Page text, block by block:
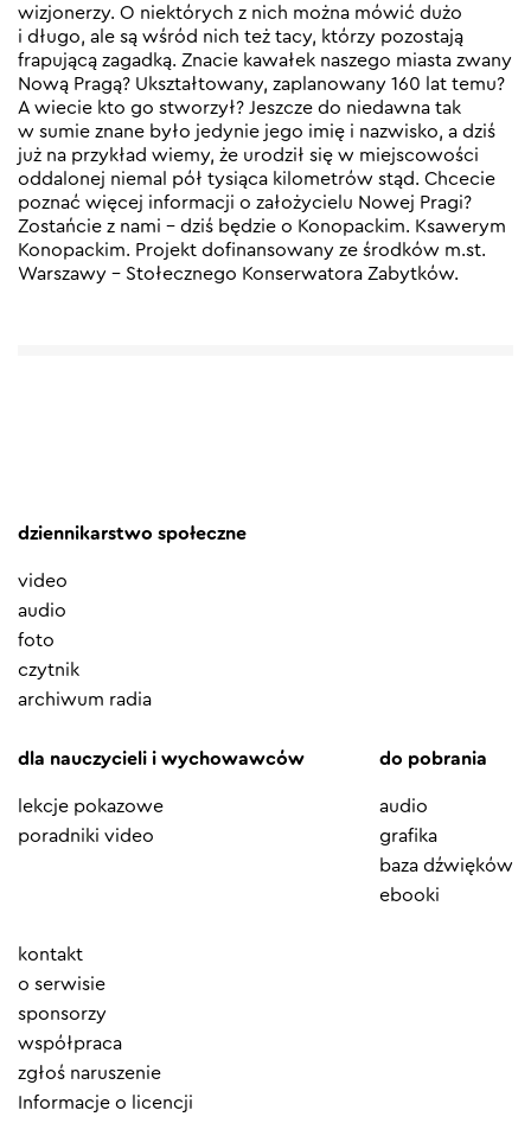
wizjonerzy. O niektórych z nich można mówić dużo
i długo, ale są wśród nich też tacy, którzy pozostają
frapującą zagadką. Znacie kawałek naszego miasta zwany
Nową Pragą? Ukształtowany, zaplanowany 160 lat temu?
A wiecie kto go stworzył? Jeszcze do niedawna tak
w sumie znane było jedynie jego imię i nazwisko, a dziś
już na przykład wiemy, że urodził się w miejscowości
oddalonej niemal pół tysiąca kilometrów stąd. Chcecie
poznać więcej informacji o założycielu Nowej Pragi?
Zostańcie z nami – dziś będzie o Konopackim. Ksawerym
Konopackim. Projekt dofinansowany ze środków m.st.
Warszawy – Stołecznego Konserwatora Zabytków.
dziennikarstwo społeczne
video
audio
foto
czytnik
archiwum radia
dla nauczycieli i wychowawców
lekcje pokazowe
poradniki video
do pobrania
audio
grafika
baza dźwięków
ebooki
Element
menu
kontakt
o serwisie
sponsorzy
współpraca
zgłoś naruszenie
Informacje o licencji